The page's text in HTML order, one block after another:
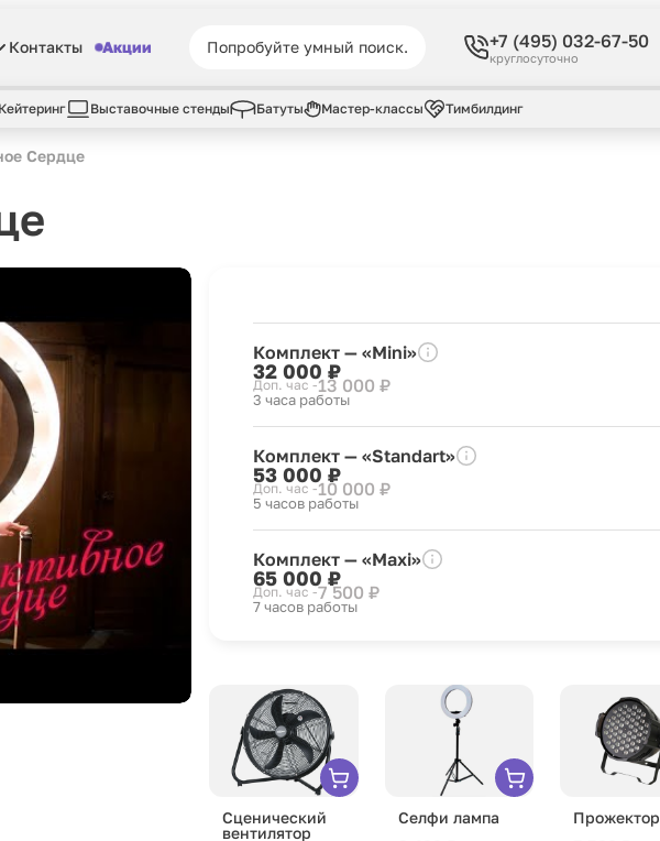
Контакты Акции +7 (495) 032-67-50
круглосуточно
Кейтеринг Выставочные стенды Батуты Мастер-классы Тимбилдинг
Сердце
Комплект — «Mini»
32 000 ₽
Доп. час -13 000 ₽
3 часа работы
Комплект — «Standart»
53 000 ₽
Доп. час -10 000 ₽
5 часов работы
Комплект — «Maxi»
65 000 ₽
Доп. час -7 500 ₽
7 часов работы
Сценический
вентилятор
Селфи лампа
Прожектор